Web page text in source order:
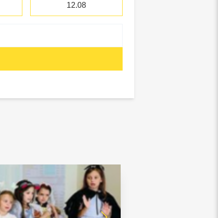
Росприроднадзор,
12.08